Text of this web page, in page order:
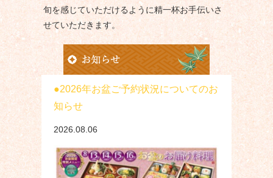
旬を感じていただけるように精一杯お手伝いさ
せていただきます。
2026年お盆ご予約状況についてのお
知らせ
2026.08.06